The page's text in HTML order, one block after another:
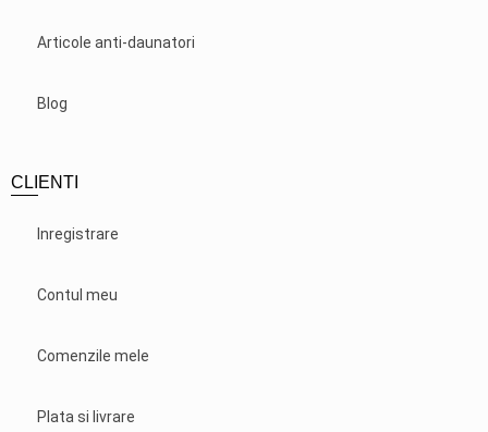
Articole anti-daunatori
Blog
CLIENTI
Inregistrare
Contul meu
Comenzile mele
Plata si livrare